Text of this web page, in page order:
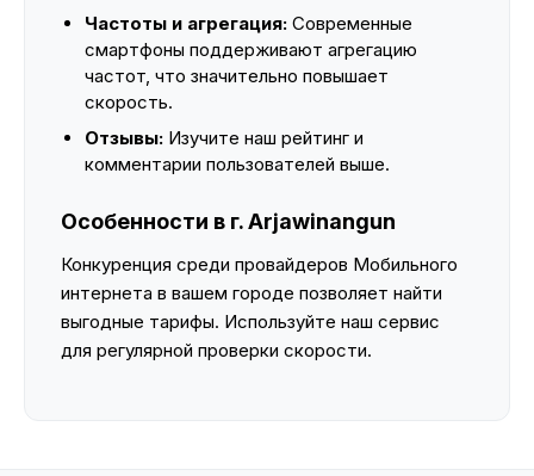
Частоты и агрегация: Современные
смартфоны поддерживают агрегацию
частот, что значительно повышает
скорость.
Отзывы: Изучите наш рейтинг и
комментарии пользователей выше.
Особенности в г. Arjawinangun
Конкуренция среди провайдеров Мобильного
интернета в вашем городе позволяет найти
выгодные тарифы. Используйте наш сервис
для регулярной проверки скорости.